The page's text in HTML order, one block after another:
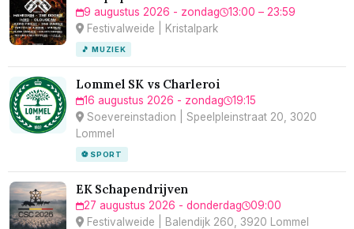
9 augustus 2026 - zondag
13:00 – 23:59
Festivalweide | Kristalpark
🎵 MUZIEK
Lommel SK vs Charleroi
16 augustus 2026 - zondag
19:15
Soevereinstadion | Speelpleinstraat 20, 3020
Lommel
⚽ SPORT
EK Schapendrijven
27 augustus 2026 - donderdag
09:00
Festivalweide | Balendijk 260, 3920 Lommel